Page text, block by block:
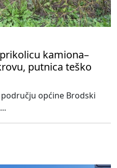
kamiona–
putnica teško
općine Brodski